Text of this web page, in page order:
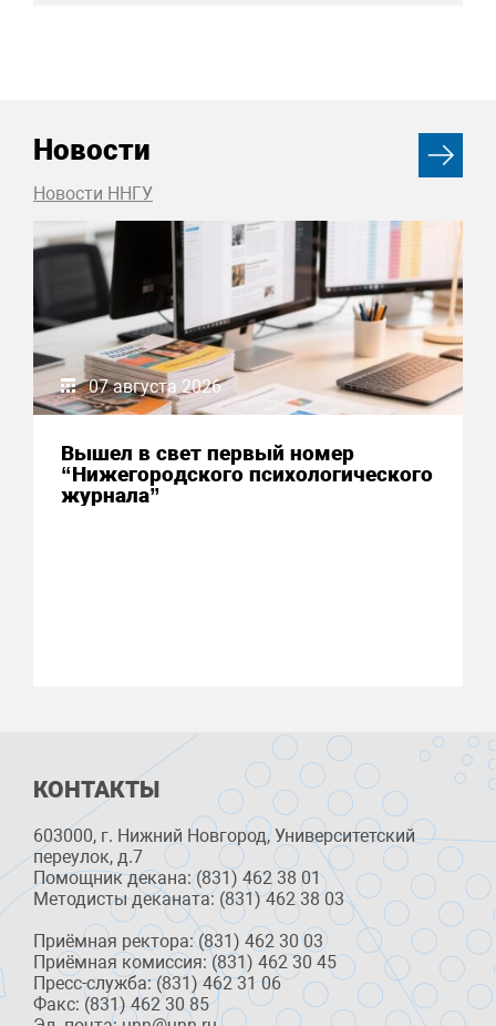
Новости
Новости ННГУ
07 августа 2026
Вышел в свет первый номер
“Нижегородского психологического
журнала”
КОНТАКТЫ
603000, г. Нижний Новгород, Университетский
переулок, д.7
Помощник декана: (831) 462 38 01
Методисты деканата: (831) 462 38 03
Приёмная ректора: (831) 462 30 03
Приёмная комиссия: (831) 462 30 45
Пресс-служба: (831) 462 31 06
Факс: (831) 462 30 85